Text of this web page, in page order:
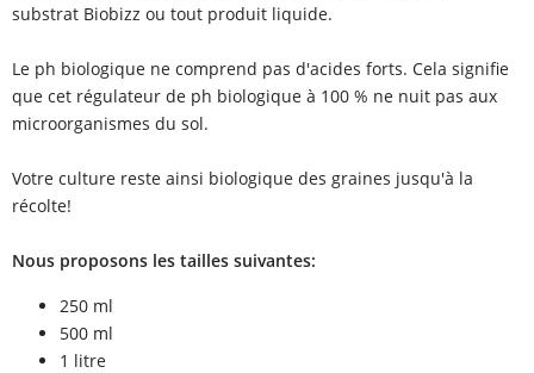
substrat Biobizz ou tout produit liquide.
Le ph biologique ne comprend pas d'acides forts. Cela signifie
que cet régulateur de ph biologique à 100 % ne nuit pas aux
microorganismes du sol.
Votre culture reste ainsi biologique des graines jusqu'à la
récolte!
Nous proposons les tailles suivantes:
250 ml
500 ml
1 litre